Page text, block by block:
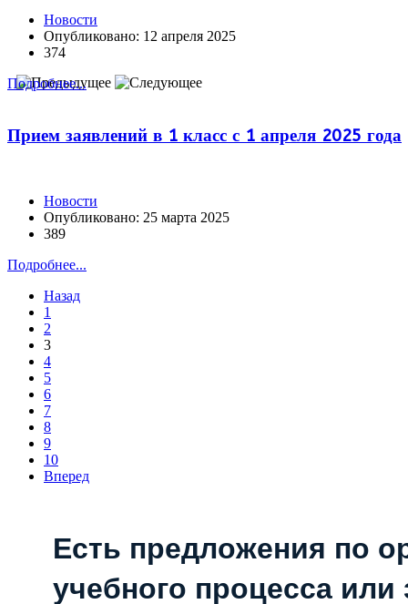
Новости
Опубликовано: 12 апреля 2025
374
Подробнее...
Прием заявлений в 1 класс с 1 апреля 2025 года
Новости
Опубликовано: 25 марта 2025
389
Подробнее...
Назад
1
2
3
4
5
6
7
8
9
10
Вперед
Есть предложения по
учебного процесса или